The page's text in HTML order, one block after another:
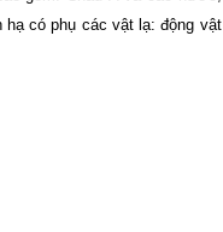
có phụ các vật lạ: động vật